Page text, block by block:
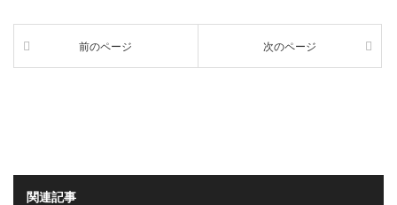
前のページ 次のページ
関連記事